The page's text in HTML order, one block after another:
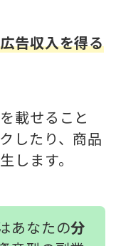
告収入を得る
載せること
したり、商品
します。
あなたの分